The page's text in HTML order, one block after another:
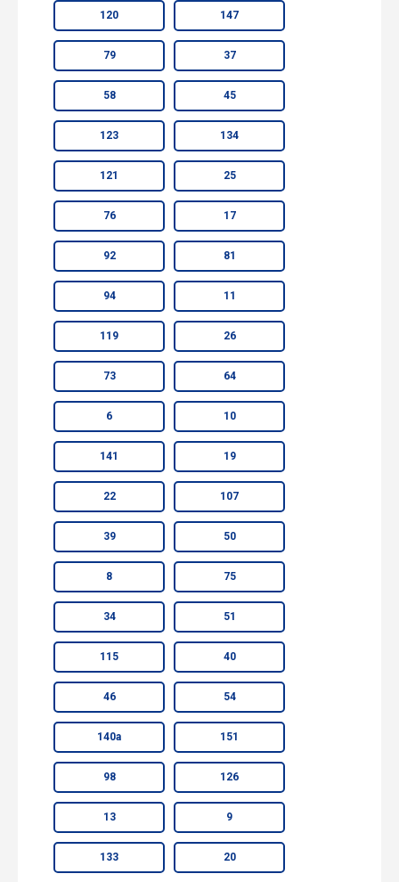
120 147
79 37
58 45
123 134
121 25
76 17
92 81
94 11
119 26
73 64
6 10
141 19
22 107
39 50
8 75
34 51
115 40
46 54
140а 151
98 126
13 9
133 20